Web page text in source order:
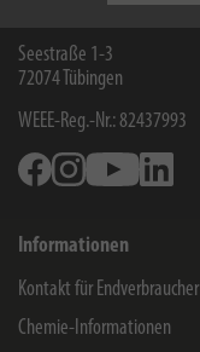
Seestraße 1-3
72074 Tübingen
WEEE-Reg.-Nr.: 82437993
FacebookInstagramYoutube
Informationen
Kontakt für Endverbraucher
Chemie-Informationen